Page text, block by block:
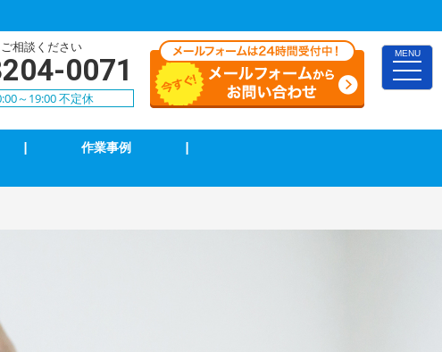
MENU
toggle
相談ください
0071
～19:00 不定休
照明の修理・取付
| 作業事例
|